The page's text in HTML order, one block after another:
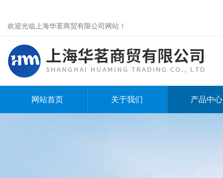
欢迎光临上海华茗商贸有限公司网站！
网站首页 关于我们 产品中心